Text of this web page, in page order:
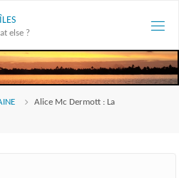
ÎLES
else ?
Alice Mc Dermott : La